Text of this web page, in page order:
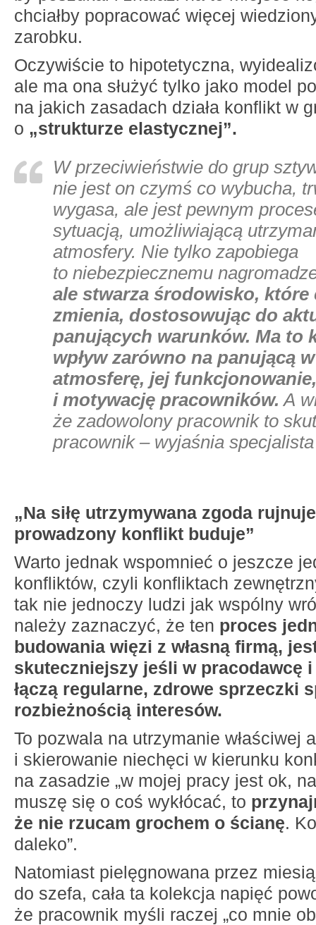
chciałby popracować więcej
zarobku.
Oczywiście to hipotetyczna,
ale ma ona służyć tylko jako model
na jakich zasadach działa konflikt w
o „strukturze elastycznej”.
W przeciwieństwie do grup
nie jest on czymś co wybucha,
wygasa, ale jest pewnym
sytuacją, umożliwiającą
atmosfery. Nie tylko zapobiega
to niebezpiecznemu
ale stwarza środowisko, które
zmienia, dostosowując do
panujących warunków. Ma to
wpływ zarówno na panującą
atmosferę, jej
i motywację pracowników. A
że zadowolony pracownik to
pracownik – wyjaśnia
„Na siłę utrzymywana zgoda
prowadzony konflikt buduje”
Warto jednak wspomnieć o jeszcze
konfliktów, czyli konfliktach
tak nie jednoczy ludzi jak wspólny
należy zaznaczyć, że ten proces
budowania więzi z własną firmą,
skuteczniejszy jeśli w pracodawcę
łączą regularne, zdrowe sprzeczki
rozbieżnością interesów.
To pozwala na utrzymanie właściwej
i skierowanie niechęci w kierunku
na zasadzie „w mojej pracy jest ok,
muszę się o coś wykłócać, to
że nie rzucam grochem o ścianę.
daleko”.
Natomiast pielęgnowana przez
do szefa, cała ta kolekcja napięć
że pracownik myśli raczej „co mnie